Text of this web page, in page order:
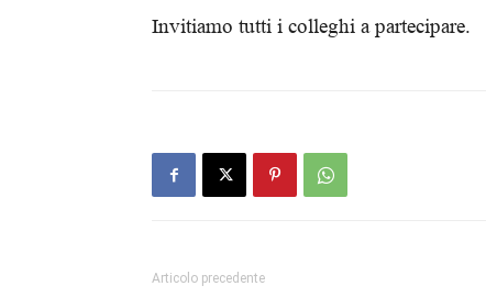
Invitiamo tutti i colleghi a partecipare.
Articolo precedente